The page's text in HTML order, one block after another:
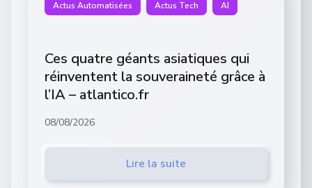
Actus Automatisées Actus Tech AI
Ces quatre géants asiatiques qui
réinventent la souveraineté grâce à
l’IA – atlantico.fr
08/08/2026
Lire la suite